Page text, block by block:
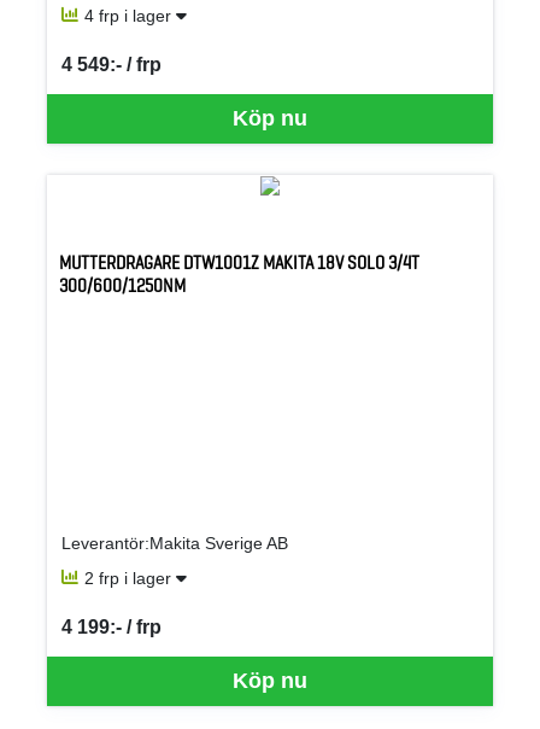
4 frp i lager
Köp nu
4 549:- / frp
SEK per FRP
MUTTERDRAGARE DTW1001Z MAKITA 18V SOLO 3/4T
300/600/1250NM
Leverantör:Makita Sverige AB
2 frp i lager
Köp nu
4 199:- / frp
SEK per FRP